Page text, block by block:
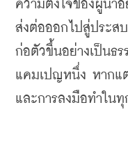
ความตั้งใจของผู้นำ
ส่งต่อออกไปสู่ประส
ก่อตัวขึ้นอย่างเป็นธ
แคมเปญหนึ่ง หากแ
และการลงมือทำใน